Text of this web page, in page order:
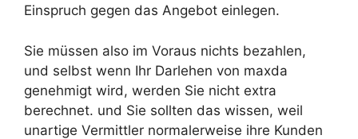
Einspruch gegen das Angebot einlegen.
Sie müssen also im Voraus nichts bezahlen,
und selbst wenn Ihr Darlehen von maxda
genehmigt wird, werden Sie nicht extra
berechnet. und Sie sollten das wissen, weil
unartige Vermittler normalerweise ihre Kunden